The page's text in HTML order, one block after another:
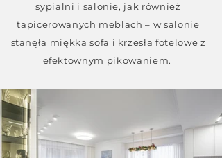
sypialni i salonie, jak również
tapicerowanych meblach – w salonie
stanęła miękka sofa i krzesła fotelowe z
efektownym pikowaniem.